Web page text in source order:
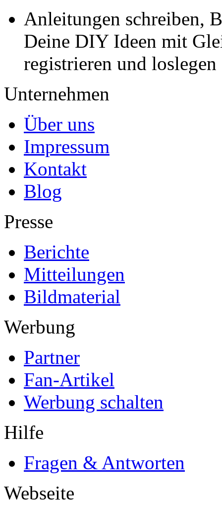
Anleitungen schreiben,
Deine DIY Ideen mit
registrieren und loslegen
Unternehmen
Über uns
Impressum
Kontakt
Blog
Presse
Berichte
Mitteilungen
Bildmaterial
Werbung
Partner
Fan-Artikel
Werbung schalten
Hilfe
Fragen & Antworten
Webseite